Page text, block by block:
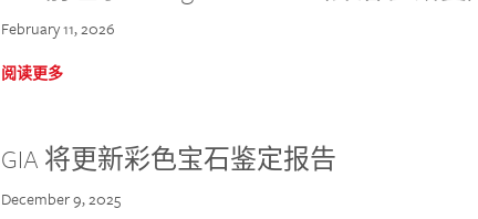
February 11, 2026
阅读更多
GIA 将更新彩色宝石鉴定报告
December 9, 2025